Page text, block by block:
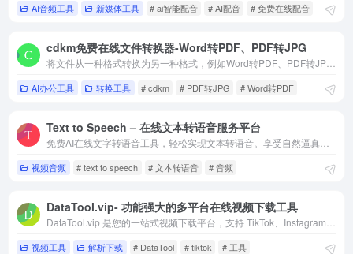
AI音频工具 新媒体工具 # ai智能配音 # AI配音 # 免费在线配音
cdkm免费在线文件转换器-Word转PDF、PDF转JPG
AI办公工具 转换工具 # cdkm # PDF转JPG # Word转PDF
Text to Speech – 在线文本转语音服务平台
视频音频 # text to speech # 文本转语音 # 音频
DataTool.vip- 功能强大的多平台在线视频下载工具
视频工具 解析下载 # DataTool # tiktok # 工具